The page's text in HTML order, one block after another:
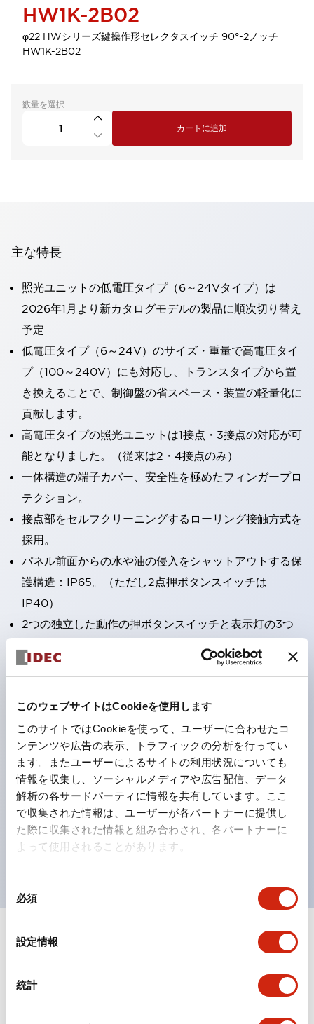
このウェブサイトはCookieを使用します
このサイトではCookieを使って、ユーザーに合わせたコ
ンテンツや広告の表示、トラフィックの分析を行ってい
ます。またユーザーによるサイトの利用状況についても
情報を収集し、ソーシャルメディアや広告配信、データ
解析の各サードパーティに情報を共有しています。ここ
で収集された情報は、ユーザーが各パートナーに提供し
た際に収集された情報と組み合わされ、各パートナーに
よって使用されることがあります。
必須
設定情報
統計
HW1K-2B02
φ22 HWシリーズ鍵操作形セレクタスイッチ 90°-2ノッチ
HW1K-2B02
数量を選択
カートに追加
主な特長
照光ユニットの低電圧タイプ（6～24Vタイプ）は
2026年1月より新カタログモデルの製品に順次切り替え
予定
低電圧タイプ（6～24V）のサイズ・重量で高電圧タイ
プ（100～240V）にも対応し、トランスタイプから置
き換えることで、制御盤の省スペース・装置の軽量化に
貢献します。
高電圧タイプの照光ユニットは1接点・3接点の対応が可
能となりました。（従来は2・4接点のみ）
一体構造の端子カバー、安全性を極めたフィンガープロ
テクション。
接点部をセルフクリーニングするローリング接触方式を
採用。
パネル前面からの水や油の侵入をシャットアウトする保
護構造：IP65。（ただし2点押ボタンスイッチは
IP40）
2つの独立した動作の押ボタンスイッチと表示灯の3つ
の機能を1つのスイッチで可能にした2点押ボタンスイッ
チも完備。
1つで6色の役をこなすLED球（LSRD球）。これまで色
ごとに分かれていたLED球を、1色のLED球で各色を表
現できるようにしました。
カラーユニバーサルデザインに対応。表示灯（角平形）
の点灯/消灯の認識および、点灯時のランプ色の識別が
対応。
ISO 3864-4安全色に対応。危険時や緊急事態時の色表
現がより明確・鮮明で、より多くの方が識別可能に。
仕様 すべて展開 +